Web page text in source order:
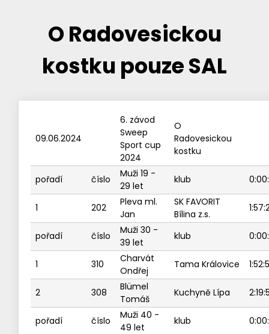
O Radovesickou
kostku pouze SAL
09.06.2024
6. závod
Sweep
Sport cup
2024
O
Radovesickou
kostku
pořadí číslo
Muži 19 -
29 let
klub
1 202
Pleva ml.
Jan
SK FAVORIT
Bílina z.s.
pořadí číslo
Muži 30 -
39 let
klub
1 310
Charvát
Ondřej
Tama Královice
2 308
Blümel
Tomáš
Kuchyně Lípa
pořadí číslo
Muži 40 -
49 let
klub